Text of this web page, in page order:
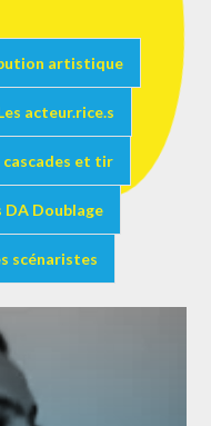
artistique
acteur.rice.s
cascades et tir
DA Doublage
scénaristes